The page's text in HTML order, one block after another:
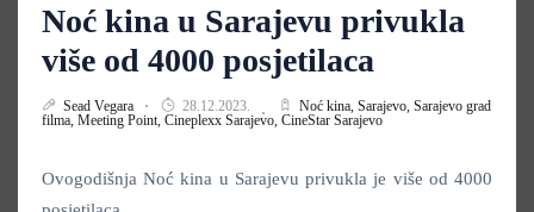
Noć kina u Sarajevu privukla
više od 4000 posjetilaca
Sead Vegara 28.12.2023. Noć kina, Sarajevo, Sarajevo grad
filma, Meeting Point, Cineplexx Sarajevo, CineStar Sarajevo
Ovogodišnja Noć kina u Sarajevu privukla je više od 4000